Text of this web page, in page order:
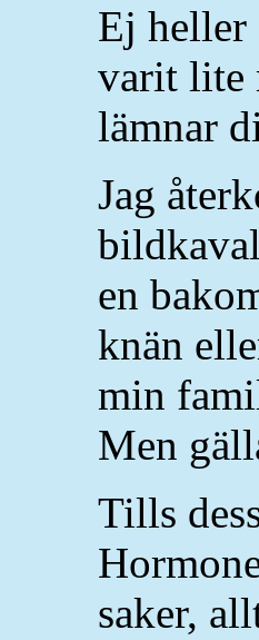
Ej heller
varit lite
lämnar
Jag
en
knän
min
Men
Tills
saker,